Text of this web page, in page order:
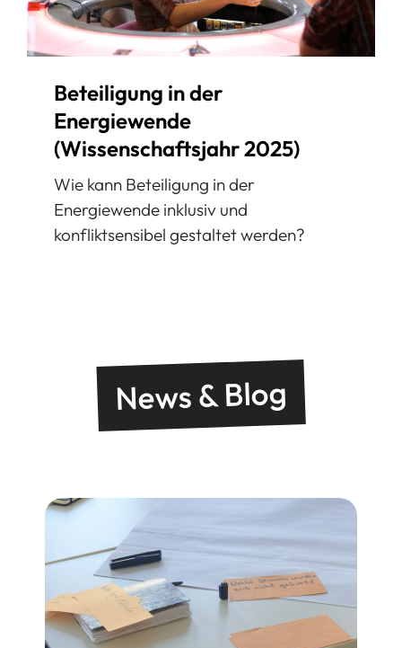
Beteiligung in der
Energiewende
(Wissenschaftsjahr 2025)
Wie kann Beteiligung in der
Energiewende inklusiv und
konfliktsensibel gestaltet werden?
News & Blog